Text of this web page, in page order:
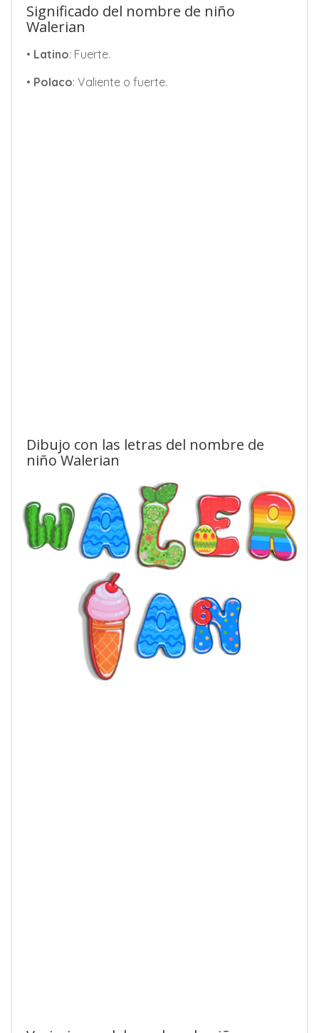
Significado del nombre de niño
Walerian
• Latino: Fuerte.
• Polaco: Valiente o fuerte.
Dibujo con las letras del nombre de
niño Walerian